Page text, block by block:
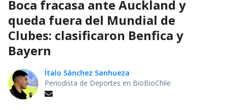
Boca fracasa ante Auckland y
queda fuera del Mundial de
Clubes: clasificaron Benfica y
Bayern
Ítalo Sánchez Sanhueza
Periodista de Deportes en BioBioChile